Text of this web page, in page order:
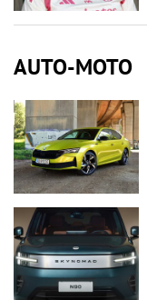
AUTO-MOTO